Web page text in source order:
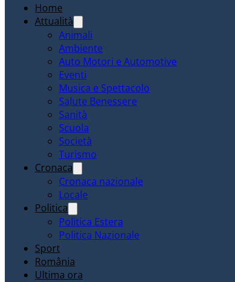
Home
Attualità
Animali
Ambiente
Auto Motori e Automotive
Eventi
Musica e Spettacolo
Salute Benessere
Sanità
Scuola
Società
Turismo
Cronaca
Cronaca nazionale
Locale
Politica
Politica Estera
Politica Nazionale
Sport
România
Ultima ora